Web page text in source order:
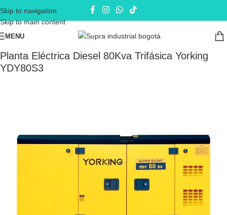
Skip to navigation
Skip to main content
MENU
Inicio Plantas eléctricas Planta eléctrica Diesel
Planta Eléctrica Diesel 80Kva Trifásica Yorking
YDY80S3